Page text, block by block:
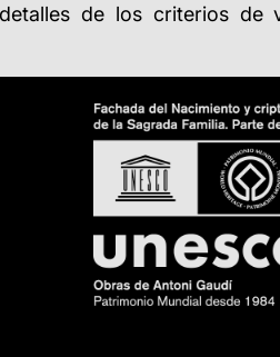
de los criterios de